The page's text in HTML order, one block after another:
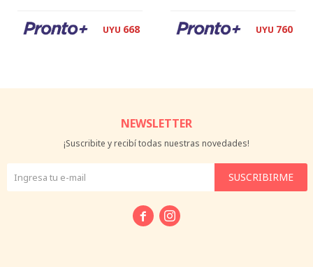
UYU 668 UYU 760
NEWSLETTER
¡Suscribite y recibí todas nuestras novedades!
SUSCRIBIRME
 